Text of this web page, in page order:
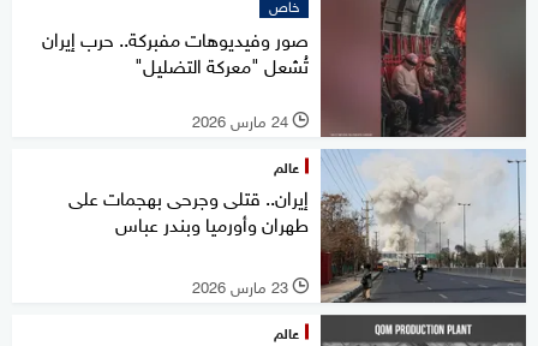
صور وفيديوهات مفبركة.. حرب إيران
تُشعل "معركة التضليل"
l 24 مارس 2026
عالم
إيران.. قتلى وجرحى بهجمات على
طهران وأورميا وبندر عباس
l 23 مارس 2026
عالم